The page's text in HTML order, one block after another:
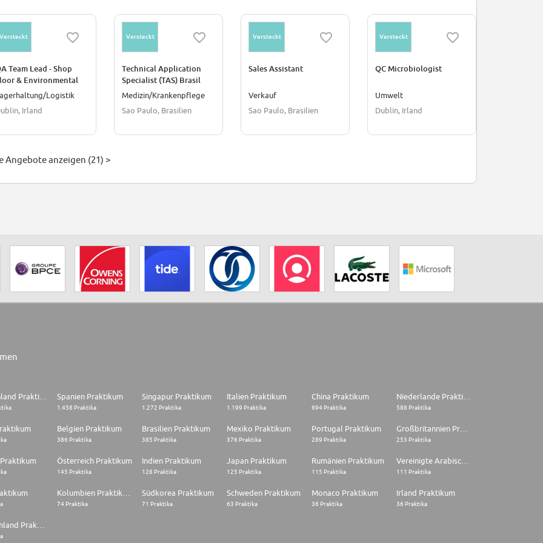
Versteckt
Team Lead - Shop
& Environmental
(EM)Logistik
Irland
Versteckt
Technical Application
Specialist (TAS) Brasil
Medizin/Krankenpflege
Sao Paulo, Brasilien
Versteckt
Sales Assistant
Verkauf
Sao Paulo, Brasilien
Versteckt
QC Microbiologist
Umwelt
Dublin, Irland
Angebote anzeigen (21) >
Spanien Praktikum
1.458 Praktika
Singapur Praktikum
1.272 Praktika
Italien Praktikum
1.199 Praktika
China Praktikum
694 Praktika 588 Praktika
Belgien Praktikum
386 Praktika
Brasilien Praktikum
385 Praktika
Mexiko Praktikum
376 Praktika
Portugal Praktikum
289 Praktika 253 Praktika
Österreich Praktikum
145 Praktika
Indien Praktikum
128 Praktika
Japan Praktikum
125 Praktika
Rumänien Praktikum
115 Praktika 111 Praktika
74 Praktika
Südkorea Praktikum
71 Praktika
Schweden Praktikum
63 Praktika
Monaco Praktikum
36 Praktika
Irland Praktikum
36 Praktika